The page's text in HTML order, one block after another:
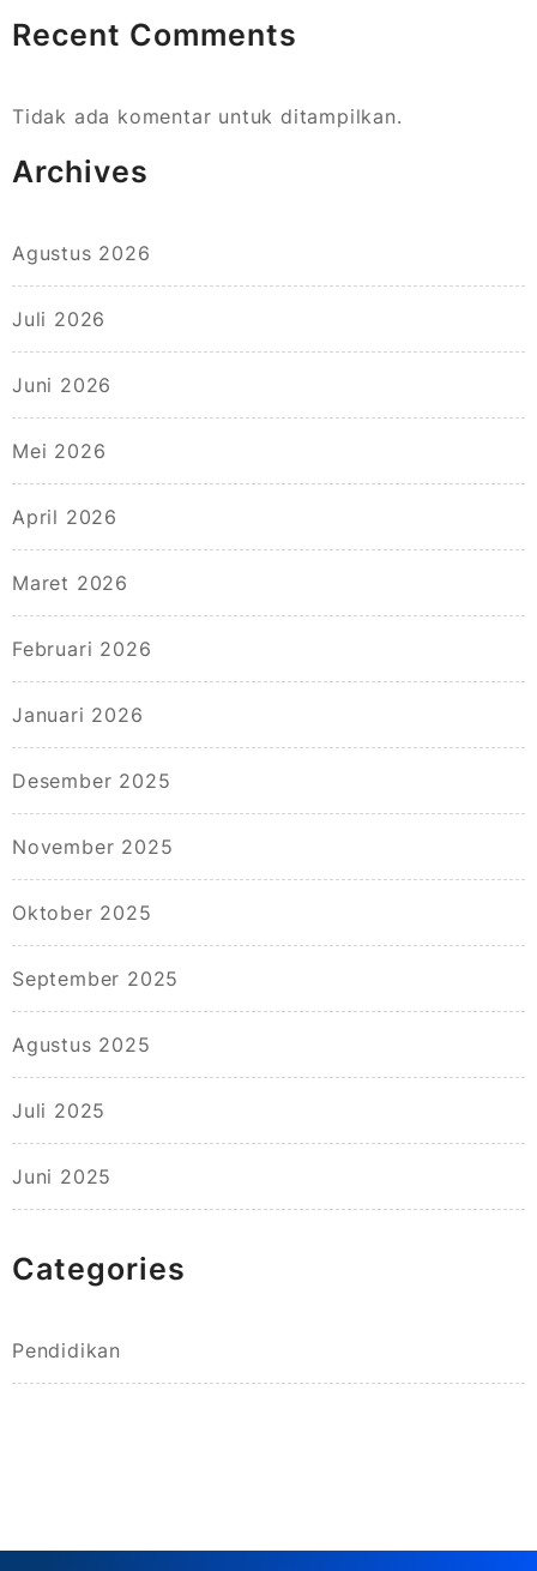
Recent Comments
Tidak ada komentar untuk ditampilkan.
Archives
Agustus 2026
Juli 2026
Juni 2026
Mei 2026
April 2026
Maret 2026
Februari 2026
Januari 2026
Desember 2025
November 2025
Oktober 2025
September 2025
Agustus 2025
Juli 2025
Juni 2025
Categories
Pendidikan